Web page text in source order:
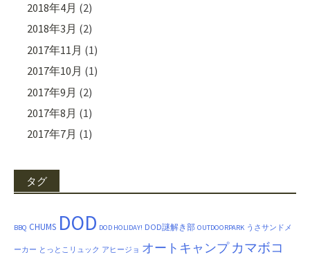
2018年4月 (2)
2018年3月 (2)
2017年11月 (1)
2017年10月 (1)
2017年9月 (2)
2017年8月 (1)
2017年7月 (1)
タグ
BBQ CHUMS DOD DOD HOLIDAY! DOD謎解き部 OUTDOORPARK うさサンドメ
ーカー とっとこリュック アヒージョ オートキャンプ カマボコ